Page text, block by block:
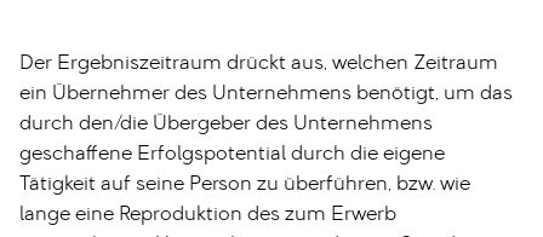
Der Ergebniszeitraum drückt aus, welchen Zeitraum
ein Übernehmer des Unternehmens benötigt, um das
durch den/die Übergeber des Unternehmens
geschaffene Erfolgspotential durch die eigene
Tätigkeit auf seine Person zu überführen, bzw. wie
lange eine Reproduktion des zum Erwerb